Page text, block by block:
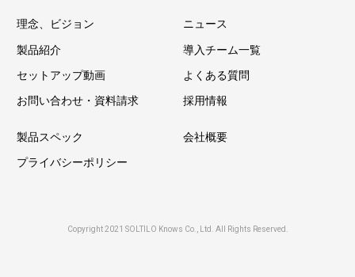
理念、ビジョン ニュース
製品紹介 導入チーム一覧
セットアップ動画 よくある質問
お問い合わせ・資料請求 採用情報
製品スペック 会社概要
プライバシーポリシー
Copyright 2021 SOLTILO Knows Co., Ltd. All Rights Reserved.